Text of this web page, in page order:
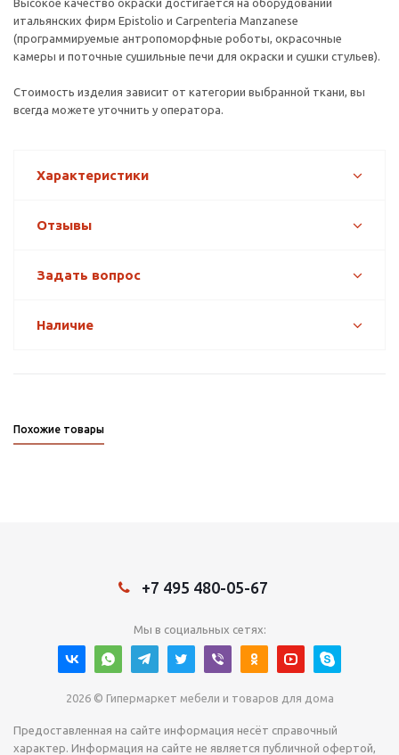
Высокое качество окраски достигается на оборудовании
итальянских фирм Epistolio и Carpenteria Manzanese
(программируемые антропоморфные роботы, окрасочные
камеры и поточные сушильные печи для окраски и сушки стульев).
Стоимость изделия зависит от категории выбранной ткани, вы
всегда можете уточнить у оператора.
Характеристики
Отзывы
Задать вопрос
Наличие
Похожие товары
+7 495 480-05-67
Мы в социальных сетях:
2026 © Гипермаркет мебели и товаров для дома
Предоставленная на сайте информация несёт справочный
характер. Информация на сайте не является публичной офертой,